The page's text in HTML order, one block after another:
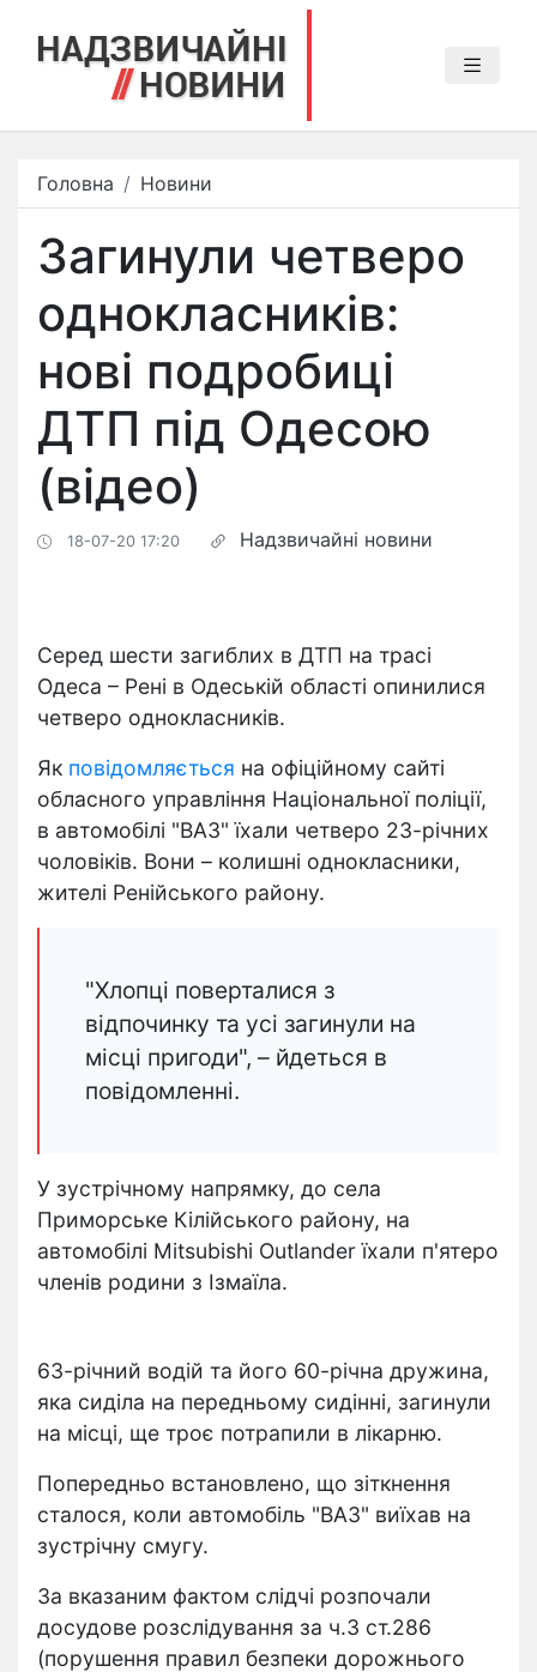
Головна Новини
Загинули четверо
однокласників:
нові подробиці
ДТП під Одесою
(відео)
18-07-20 17:20 Надзвичайні новини
Серед шести загиблих в ДТП на трасі
Одеса – Рені в Одеській області опинилися
четверо однокласників.
Як повідомляється на офіційному сайті
обласного управління Національної поліції,
в автомобілі "ВАЗ" їхали четверо 23-річних
чоловіків. Вони – колишні однокласники,
жителі Ренійського району.
"Хлопці поверталися з
відпочинку та усі загинули на
місці пригоди", – йдеться в
повідомленні.
У зустрічному напрямку, до села
Приморське Кілійського району, на
автомобілі Mitsubishi Outlander їхали п'ятеро
членів родини з Ізмаїла.
63-річний водій та його 60-річна дружина,
яка сиділа на передньому сидінні, загинули
на місці, ще троє потрапили в лікарню.
Попередньо встановлено, що зіткнення
сталося, коли автомобіль "ВАЗ" виїхав на
зустрічну смугу.
За вказаним фактом слідчі розпочали
досудове розслідування за ч.3 ст.286
(порушення правил безпеки дорожнього